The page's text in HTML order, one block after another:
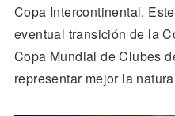
Copa Intercontinental.
eventual transición de la
Copa Mundial de Clubes
representar mejor la